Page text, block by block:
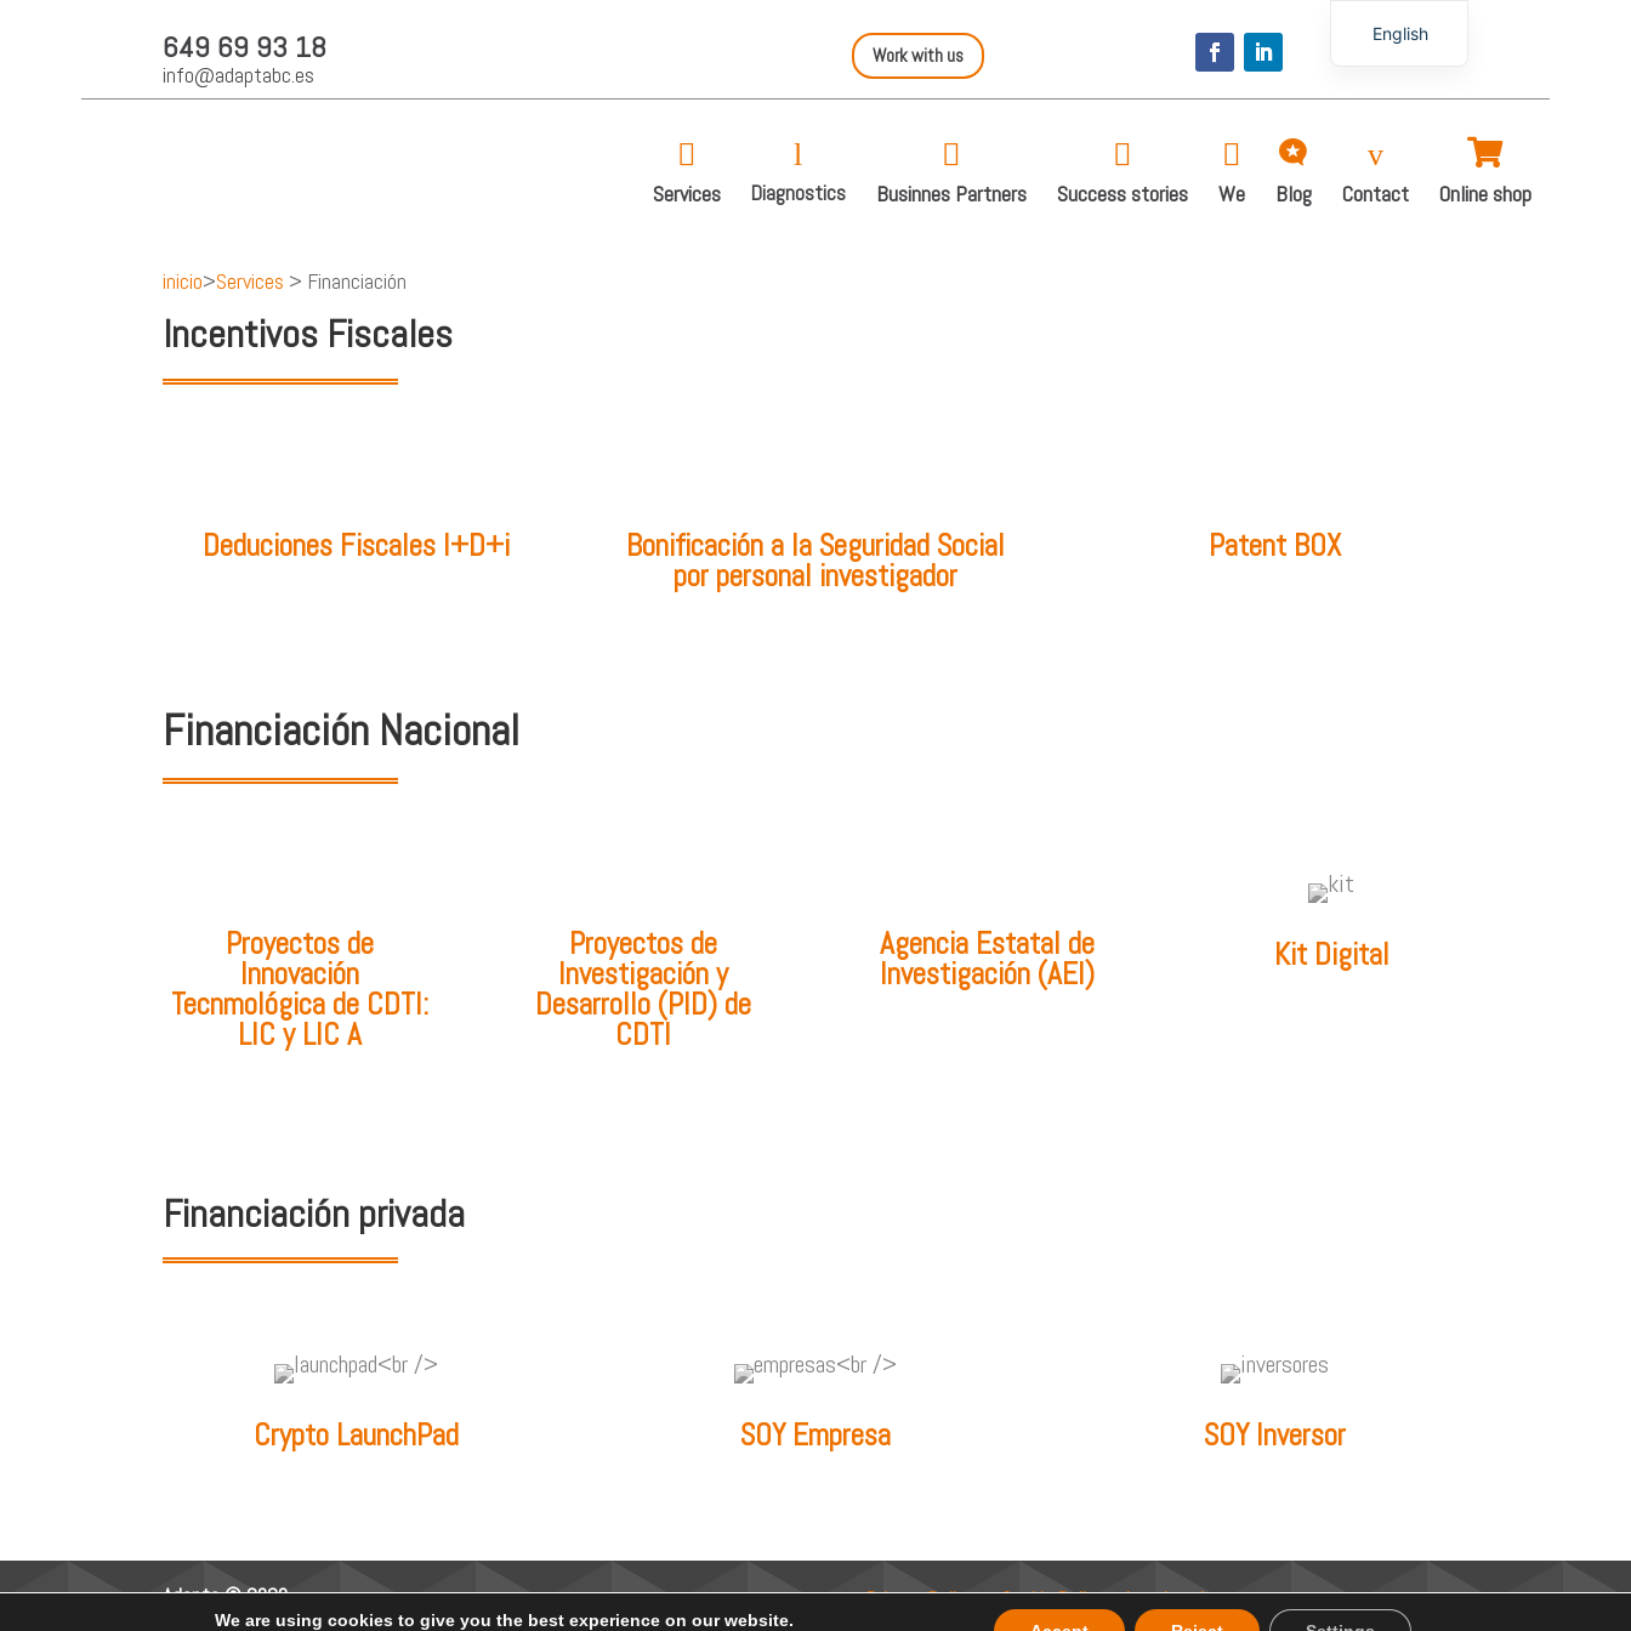
649 69 93 18
info@adaptabc.es
Work with us

Services
l
Diagnostics

Businnes Partners

Success stories

We

Blog
v
Contact

Online shop
inicio>Services > Financiación
Incentivos Fiscales
Deduciones Fiscales I+D+i
Bonificación a la Seguridad Social
por personal investigador
Patent BOX
Financiación Nacional
Proyectos de
Innovación
Tecnmológica de CDTI:
LIC y LIC A
Proyectos de
Investigación y
Desarrollo (PID) de
CDTI
Agencia Estatal de
Investigación (AEI)
Kit Digital
Financiación privada
Crypto LaunchPad SOY Empresa SOY Inversor
Adapta © 2023 Privacy Policy–Cookie Policy–Legal notice
We are using cookies to give you the best experience on our website.
English